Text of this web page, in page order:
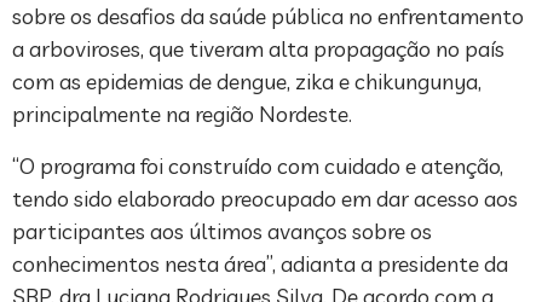
sobre os desafios da saúde pública no enfrentamento
a arboviroses, que tiveram alta propagação no país
com as epidemias de dengue, zika e chikungunya,
principalmente na região Nordeste.
“O programa foi construído com cuidado e atenção,
tendo sido elaborado preocupado em dar acesso aos
participantes aos últimos avanços sobre os
conhecimentos nesta área”, adianta a presidente da